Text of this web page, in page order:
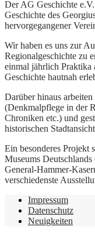
Der AG Geschichte
Geschichte des
hervorgegangener
Wir haben es uns zur
Regionalgeschichte zu
einmal jährlich Praktika
Geschichte hautnah
Darüber hinaus
(Denkmalpflege in der
Chroniken etc.) und
historischen
Ein besonderes Projekt
Museums
General-Hammer-
verschiedenste
Impressum
Datenschutz
Neuigkeiten